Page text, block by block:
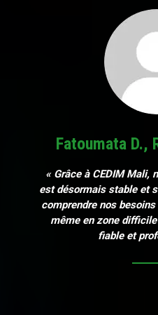
Fatoumata D.,
« Grâce à CEDIM Mali,
est désormais stable et
comprendre nos
même en zone difficile
fiable et